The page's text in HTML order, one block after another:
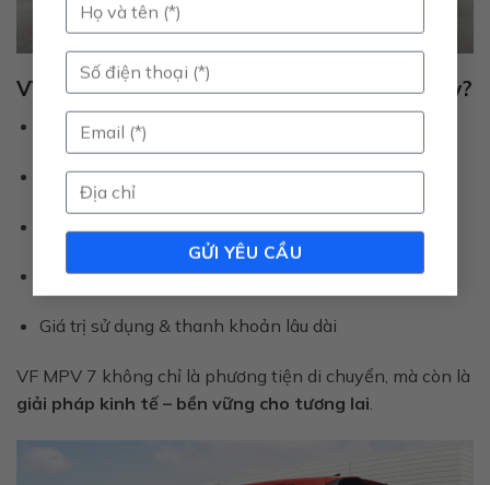
Vì Sao Nên Chọn VF MPV 7 Ở Thời Điểm Này?
MPV điện 7 chỗ – phù hợp gia đình & dịch vụ
Không gian rộng, vận hành mạnh mẽ
Chi phí sử dụng thấp hơn xe xăng truyền thống
Công nghệ thông minh – bảo vệ môi trường
Giá trị sử dụng & thanh khoản lâu dài
VF MPV 7 không chỉ là phương tiện di chuyển, mà còn là
giải pháp kinh tế – bền vững cho tương lai.